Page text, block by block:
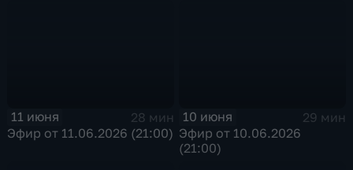
11 июня
28 мин
Эфир от 11.06.2026 (21:00)
10 июня
29 мин
Эфир от 10.06.2026
(21:00)